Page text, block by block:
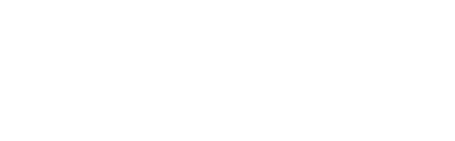
(5)